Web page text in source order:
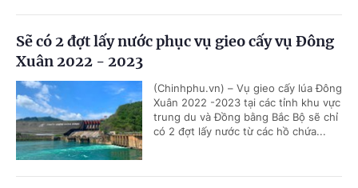
Sẽ có 2 đợt lấy nước phục vụ gieo cấy vụ Đông
Xuân 2022 - 2023
(Chinhphu.vn) – Vụ gieo cấy lúa Đông
Xuân 2022 -2023 tại các tỉnh khu vực
trung du và Đồng bằng Bắc Bộ sẽ chỉ
có 2 đợt lấy nước từ các hồ chứa...